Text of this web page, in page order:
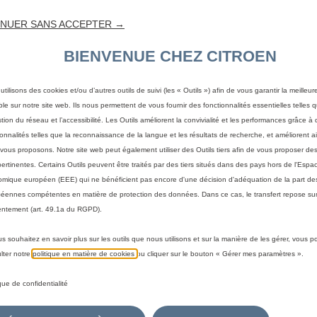
véhicule
méthode pour identifier votre véhicule et afficher les
Par modèle
Par N° de VIN
SANS ACCEPTER →
BIENVENUE CHEZ CITROEN
des cookies et/ou d’autres outils de suivi (les « Outils ») afin de vous garantir la
sur notre site web. Ils nous permettent de vous fournir des fonctionnalités essentielles telles
du réseau et l’accessibilité. Les Outils améliorent la convivialité et les performances grâce à
telles que la reconnaissance de la langue et les résultats de recherche, et améliorent
proposons. Notre site web peut également utiliser des Outils tiers afin de vous proposer
Certains Outils peuvent être traités par des tiers situés dans des pays hors de
européen (EEE) qui ne bénéficient pas encore d'une décision d'adéquation de la part
compétentes en matière de protection des données. Dans ce cas, le transfert repose
(art. 49.1a du RGPD).
souhaitez en savoir plus sur les outils que nous utilisons et sur la manière de les gérer, vous
notre politique en matière de cookies ou cliquer sur le bouton « Gérer mes paramètres ».
de confidentialité